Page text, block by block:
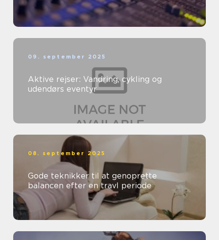
09. september 2025
Aktive rejser: Vandring, cykling og
udendørs eventyr
08. september 2025
Gode teknikker til at genoprette
balancen efter en travl periode